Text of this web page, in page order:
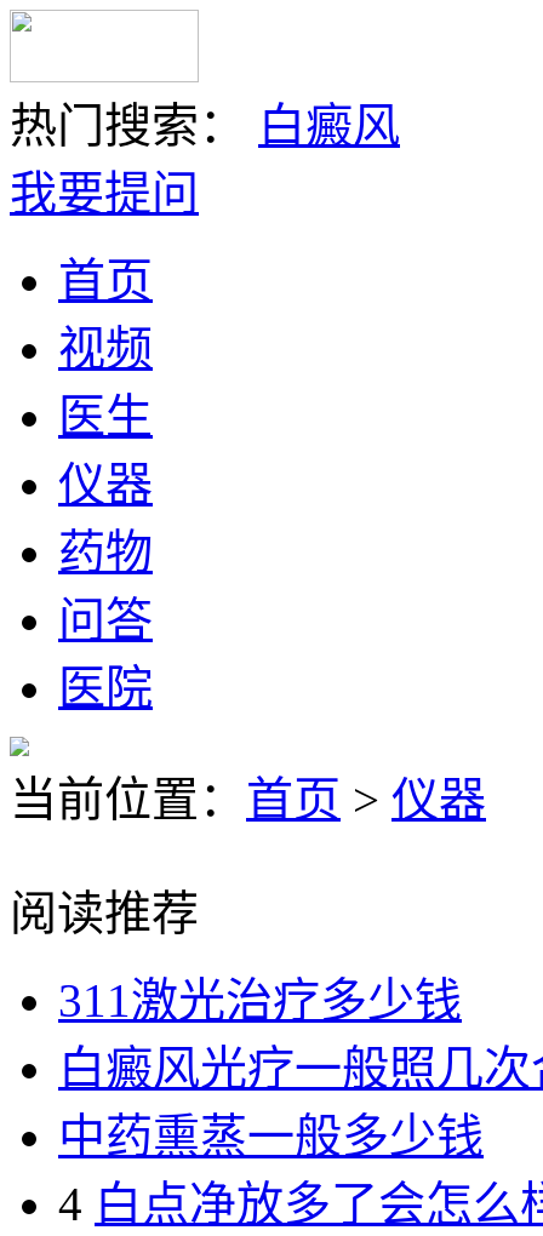
热门搜索：
白癜风
我要提问
首页
视频
医生
仪器
药物
问答
医院
当前位置： 首页 > 仪器
阅读推荐
311激光治疗多少钱
白癜风光疗一般照几
中药熏蒸一般多少钱
4 白点净放多了会怎么